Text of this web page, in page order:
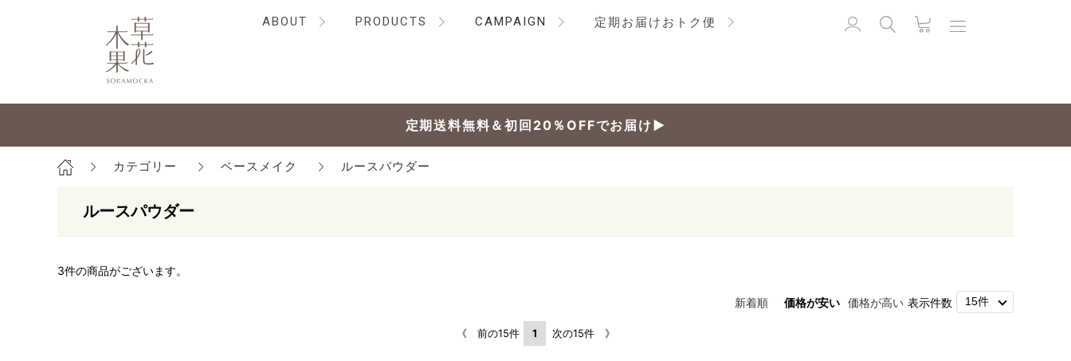
ABOUT PRODUCTS CAMPAIGN 定期お届けおトク便
定期送料無料＆初回20％OFFでお届け▶
カテゴリー ベースメイク ルースパウダー
ルースパウダー
3件の商品がございます。
新着順 価格が安い 価格が高い 表示件数
《 前の15件 1 次の15件 》